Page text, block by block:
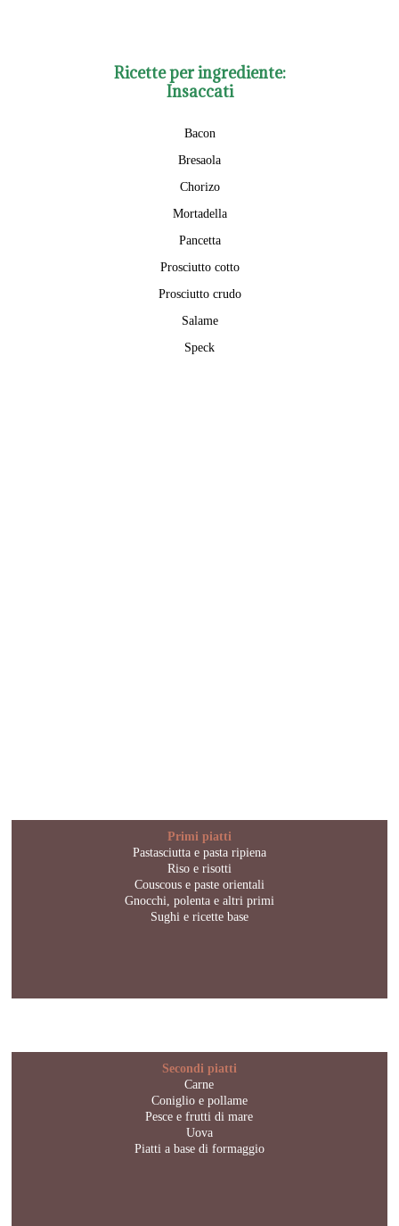
Ricette per ingrediente:
Insaccati
Bacon
Bresaola
Chorizo
Mortadella
Pancetta
Prosciutto cotto
Prosciutto crudo
Salame
Speck
Primi piatti
Pastasciutta e pasta ripiena
Riso e risotti
Couscous e paste orientali
Gnocchi, polenta e altri primi
Sughi e ricette base
Secondi piatti
Carne
Coniglio e pollame
Pesce e frutti di mare
Uova
Piatti a base di formaggio